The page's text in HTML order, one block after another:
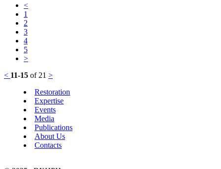
<
1
2
3
4
5
>
< 11-15 of 21 >
Restoration
Expertise
Events
Media
Publications
About Us
Contacts